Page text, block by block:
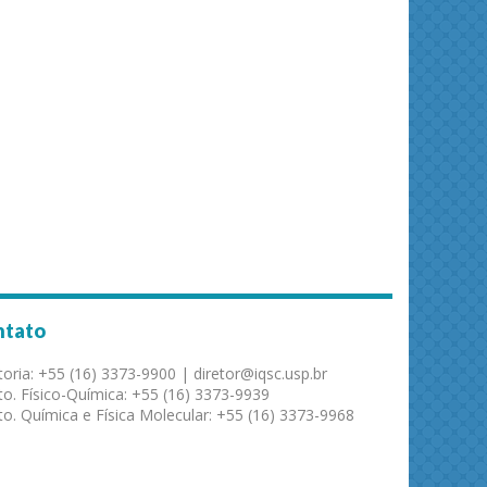
+55 (16) 3373-9900 | diretor@iqsc.usp.br
Físico-Química: +55 (16) 3373-9939
Química e Física Molecular: +55 (16) 3373-9968